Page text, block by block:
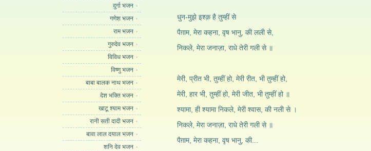
दुर्गा भजन
गणेश भजन
राम भजन
गुरुदेव भजन
विविध भजन
विष्णु भजन
बाबा बालक नाथ भजन
देश भक्ति भजन
खाटू श्याम भजन
रानी सती दादी भजन
बावा लाल दयाल भजन
शनि देव भजन
धुन-मुझे इश्क़ है तुम्हीं से
पैग़ाम, मेरा कहना, वृष भानु, की लली से,
निकले, मेरा जनाज़ा, राधे तेरी गली से ॥
मेरी, प्रीत भी, तुम्हीं हो, मेरी रीत, भी तुम्हीं हो,
मेरी, हार भी, तुम्हीं हो, मेरी जीत, भी तुम्हीं हो ॥
श्यामा, ही श्यामा निकले, मेरी श्वास, की नली से ।
निकले, मेरा जनाज़ा, राधे तेरी गली से ॥
पैग़ाम, मेरा कहना, वृष भानु, की...